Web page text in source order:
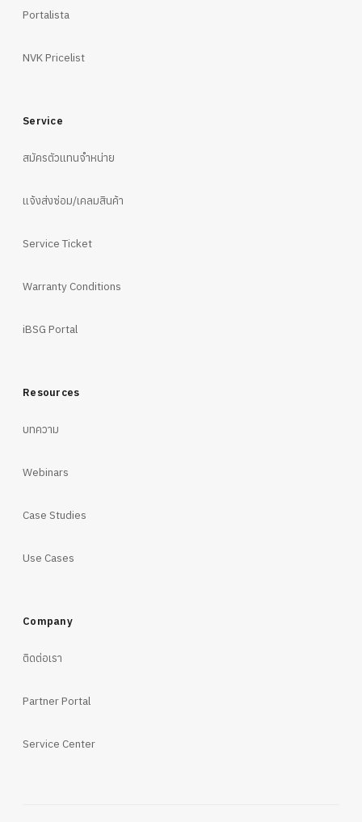
Portalista
NVK Pricelist
Service
สมัครตัวแทนจำหน่าย
แจ้งส่งซ่อม/เคลมสินค้า
Service Ticket
Warranty Conditions
iBSG Portal
Resources
บทความ
Webinars
Case Studies
Use Cases
Company
ติดต่อเรา
Partner Portal
Service Center